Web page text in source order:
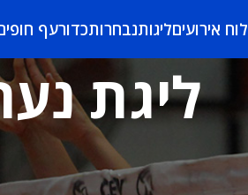
לוח אירועיםליגותנבחרותכדורעף
ליגת